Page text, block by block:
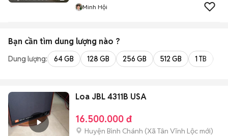
Minh Hội
Bạn cần tìm dung lượng nào ?
Dung lượng: 64 GB 128 GB 256 GB 512 GB 1 TB
Loa JBL 4311B USA
16.500.000 đ
Huyện Bình Chánh (Xã Tân Vĩnh Lộc mới)